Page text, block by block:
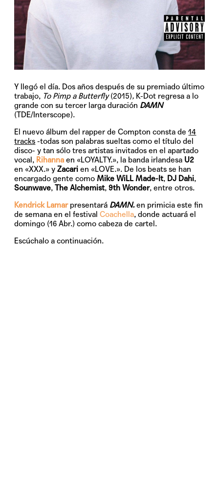
Y llegó el día. Dos años después de su premiado último
trabajo, To Pimp a Butterfly(2015), K-Dot regresa a lo
grande con su tercer larga duración DAMN
(TDE/Interscope).
El nuevo álbum del rapper de Compton consta de14
tracks -todas son palabras sueltas como el título del
disco- y tan sólo tres artistas invitados en el apartado
vocal, Rihanna en «LOYALTY.», la banda irlandesa U2
en «XXX.» yZacari en «LOVE.». De los beats se han
encargado gente como Mike WiLL Made-It, DJ Dahi,
Sounwave,The Alchemist,9th Wonder, entre otros.
Kendrick Lamarpresentará DAMN.en primicia este fin
de semana en el festivalCoachella, donde actuará el
domingo (16 Abr.) como cabeza de cartel.
Escúchalo a continuación.